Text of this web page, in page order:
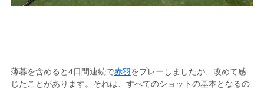
薄暮を含めると4日間連続で赤羽をプレーしましたが、改めて感
じたことがあります。それは、すべてのショットの基本となるの